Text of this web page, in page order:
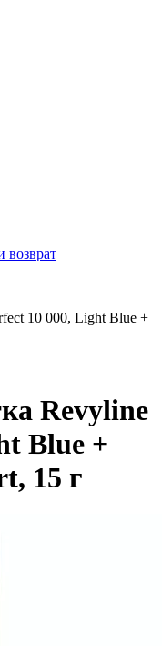
возврат
10 000, Light Blue +
Revyline
Blue +
15 г